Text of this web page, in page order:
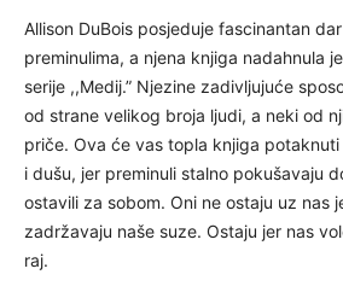
Allison DuBois posjeduje fascinantan
preminulima, a njena knjiga nadahnula
serije ,,Medij.” Njezine zadivljujuće
od strane velikog broja ljudi, a neki od
priče. Ova će vas topla knjiga
i dušu, jer preminuli stalno pokušavaju
ostavili za sobom. Oni ne ostaju uz nas
zadržavaju naše suze. Ostaju jer nas
raj.